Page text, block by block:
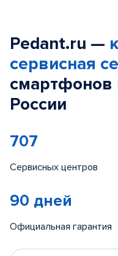
Pedant.ru —
сервисная
смартфонов
России
707
Сервисных центров
90 дней
Официальная гарантия